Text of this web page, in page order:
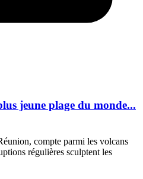
jeune plage du monde...
compte parmi les volcans
régulières sculptent les